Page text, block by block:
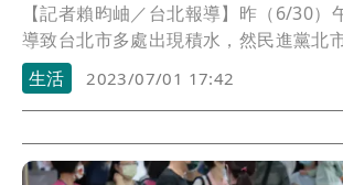
【記者賴昀岫／台北報導】昨（6/30）
導致台北市多處出現積水，然民進黨北
臉書指出，打開行動防災監控系統，發
館抽水站等4處抽水站均未打開，痛批市
統大失靈。台北市長蔣萬安今（7/1）
關抽水站依照規定啟動操作，雨水下水
未來也會請水利處留意。
生活 2023/07/01 17:42